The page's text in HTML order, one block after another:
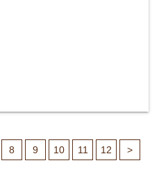
8 9 10 11 12 >